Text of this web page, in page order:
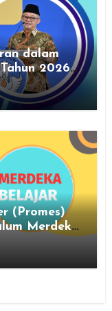
dalam
2026:
(Promes)
Merdeka